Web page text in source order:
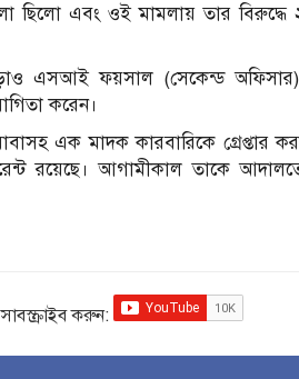
ছিলো এবং ওই মামলায় তার বিরুদ্ধে
এসআই ফয়সাল (সেকেন্ড
করেন।
এক মাদক কারবারিকে গ্রেপ্তার
রয়েছে। আগামীকাল তাকে
করুন: